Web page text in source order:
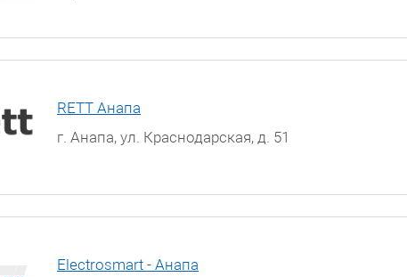
RETT Анапа
г. Анапа, ул. Краснодарская, д. 51
Electrosmart - Анапа